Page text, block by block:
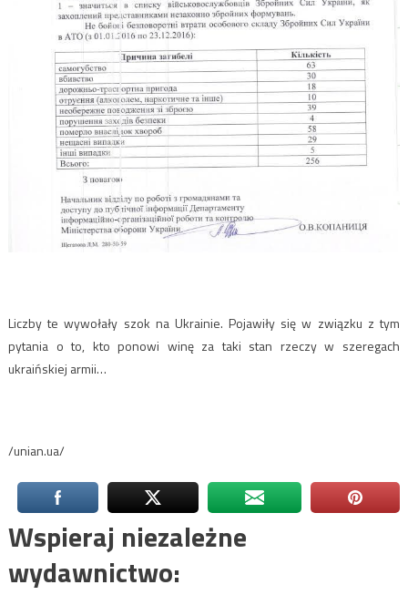
Liczby te wywołały szok na Ukrainie. Pojawiły się w związku z tym
pytania o to, kto ponowi winę za taki stan rzeczy w szeregach
ukraińskiej armii…
/unian.ua/
Wspieraj niezależne
wydawnictwo: